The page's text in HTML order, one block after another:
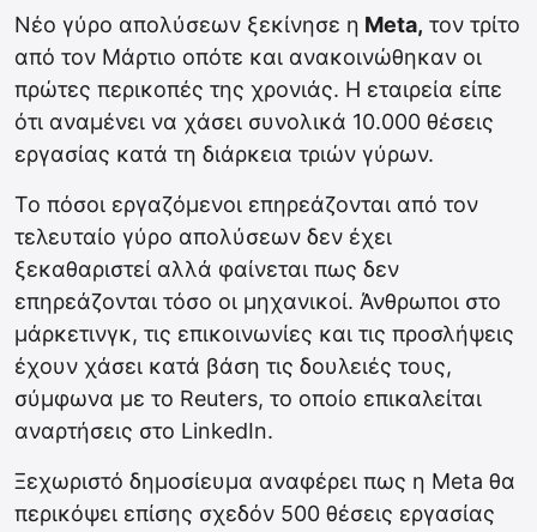
Νέο γύρο απολύσεων ξεκίνησε η Meta, τον τρίτο
από τον Μάρτιο οπότε και ανακοινώθηκαν οι
πρώτες περικοπές της χρονιάς. Η εταιρεία είπε
ότι αναμένει να χάσει συνολικά 10.000 θέσεις
εργασίας κατά τη διάρκεια τριών γύρων.
Το πόσοι εργαζόμενοι επηρεάζονται από τον
τελευταίο γύρο απολύσεων δεν έχει
ξεκαθαριστεί αλλά φαίνεται πως δεν
επηρεάζονται τόσο οι μηχανικοί. Άνθρωποι στο
μάρκετινγκ, τις επικοινωνίες και τις προσλήψεις
έχουν χάσει κατά βάση τις δουλειές τους,
σύμφωνα με το Reuters, το οποίο επικαλείται
αναρτήσεις στο LinkedIn.
Ξεχωριστό δημοσίευμα αναφέρει πως η Meta θα
περικόψει επίσης σχεδόν 500 θέσεις εργασίας